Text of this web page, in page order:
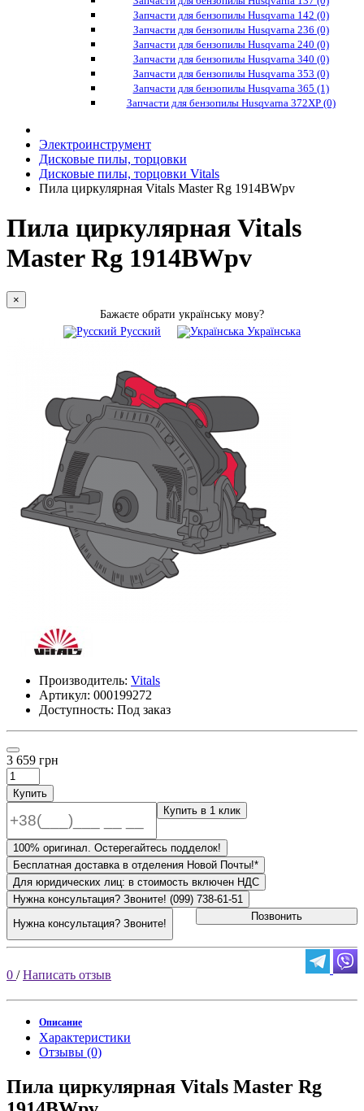
Запчасти для бензопилы Husqvarna 142 (0)
Запчасти для бензопилы Husqvarna 236 (0)
Запчасти для бензопилы Husqvarna 240 (0)
Запчасти для бензопилы Husqvarna 340 (0)
Запчасти для бензопилы Husqvarna 353 (0)
Запчасти для бензопилы Husqvarna 365 (1)
Запчасти для бензопилы Husqvarna 372XP (0)
Электроинструмент
Дисковые пилы, торцовки
Дисковые пилы, торцовки Vitals
Пила циркулярная Vitals Master Rg 1914BWpv
Пила циркулярная Vitals
Master Rg 1914BWpv
×
Бажаєте обрати українську мову?
Русский
Українська
Производитель: Vitals
Артикул: 000199272
Доступность: Под заказ
3 659 грн
Купить
Купить в 1 клик
100% оригинал. Остерегайтесь подделок!
Бесплатная доставка в отделения Новой Почты!*
Для юридических лиц: в стоимость включен НДС
Нужна консультация? Звоните! (099) 738-61-51
Нужна консультация? Звоните!
Позвонить
0 /Написать отзыв
Описание
Характеристики
Отзывы (0)
Пила циркулярная Vitals Master Rg